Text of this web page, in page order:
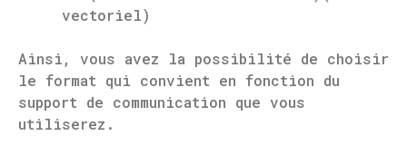
vectoriel)
Ainsi, vous avez la possibilité de choisir
le format qui convient en fonction du
support de communication que vous
utiliserez.